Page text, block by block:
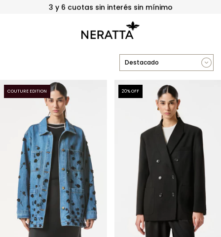
3 y 6 cuotas sin interés sin mínimo
COUTURE EDITION 20% OFF